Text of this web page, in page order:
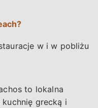
w i w pobliżu
to lokalna
grecką i